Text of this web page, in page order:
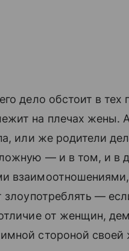
дело обстоит в тех
на плечах жены.
или же родители
— и в том, и в
злоупотреблять —
от женщин,
стороной своей